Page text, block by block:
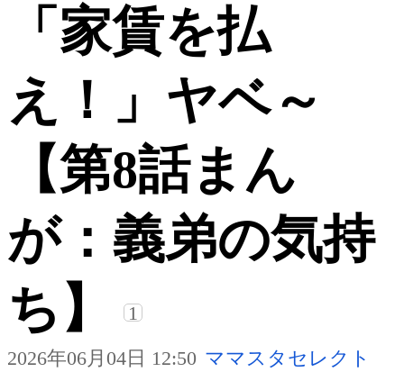
「家賃を払
え！」ヤベ～
【第8話まん
が：義弟の気持
ち】
1
2026年06月04日 12:50 ママスタセレクト